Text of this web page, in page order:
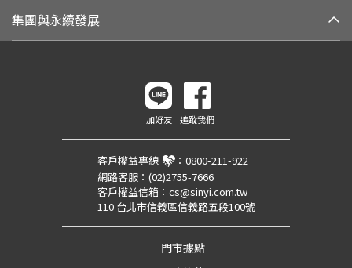
集團與永續發展
加好友 追蹤我們
客戶權益專線 ： 0800-211-922
網路客服： (02)2755-7666
客戶權益信箱： cs@sinyi.com.tw
110 台北市信義區信義路五段100號
門市據點